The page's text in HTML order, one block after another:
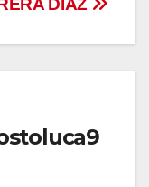
DÍAZ